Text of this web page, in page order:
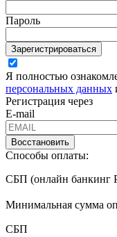
Пароль
Зарегистрироваться
Я полностью
персональных данных
Регистрация через
E-mail
Восстановить
Способы оплаты:
СБП (онлайн банкинг
Минимальная сумма
СБП